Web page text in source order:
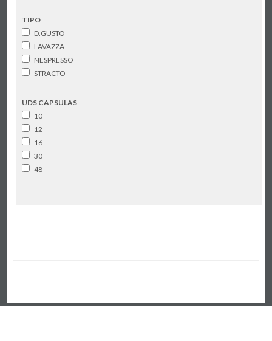
TIPO
D.GUSTO
LAVAZZA
NESPRESSO
STRACTO
UDS CAPSULAS
10
12
16
30
48